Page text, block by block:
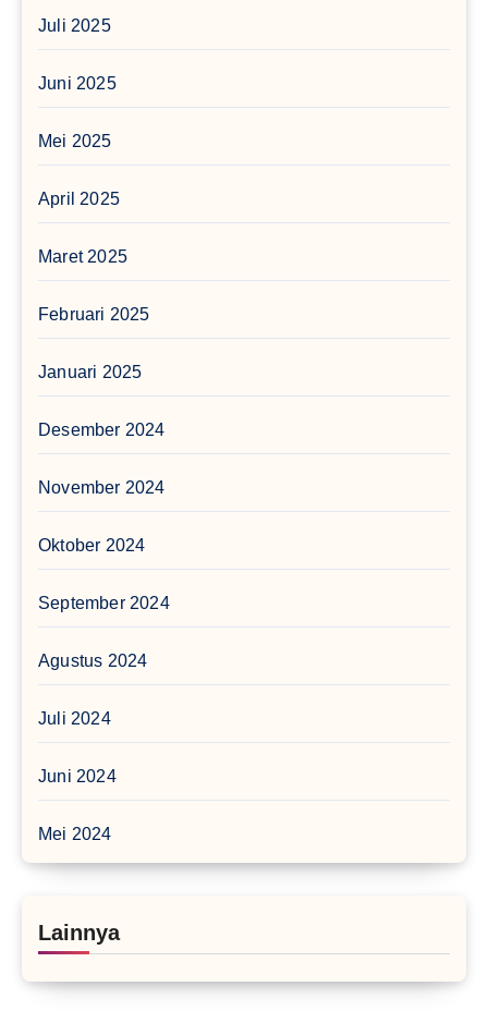
Juli 2025
Juni 2025
Mei 2025
April 2025
Maret 2025
Februari 2025
Januari 2025
Desember 2024
November 2024
Oktober 2024
September 2024
Agustus 2024
Juli 2024
Juni 2024
Mei 2024
Lainnya